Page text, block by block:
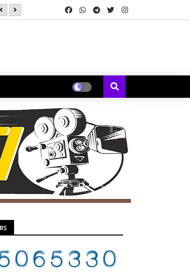
‘झिम्मा ३’च्या चित्रीकरणाला सुरुवात